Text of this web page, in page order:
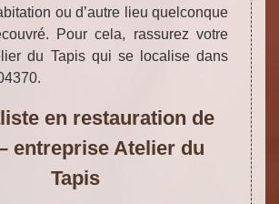
ou d’autre lieu quelconque
Pour cela, rassurez votre
du Tapis qui se localise dans
en restauration de
entreprise Atelier du
Tapis